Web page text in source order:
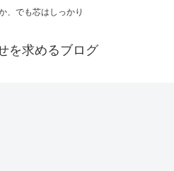
、でも芯はしっかり
を求めるブログ